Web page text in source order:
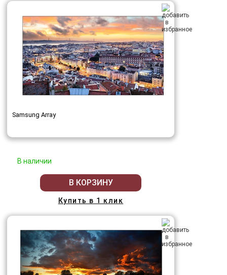
Samsung Array
В наличии
В КОРЗИНУ
Купить в 1 клик